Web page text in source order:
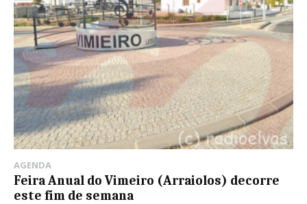
AGENDA
Feira Anual do Vimeiro (Arraiolos) decorre
este fim de semana